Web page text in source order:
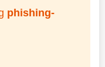
phishing-